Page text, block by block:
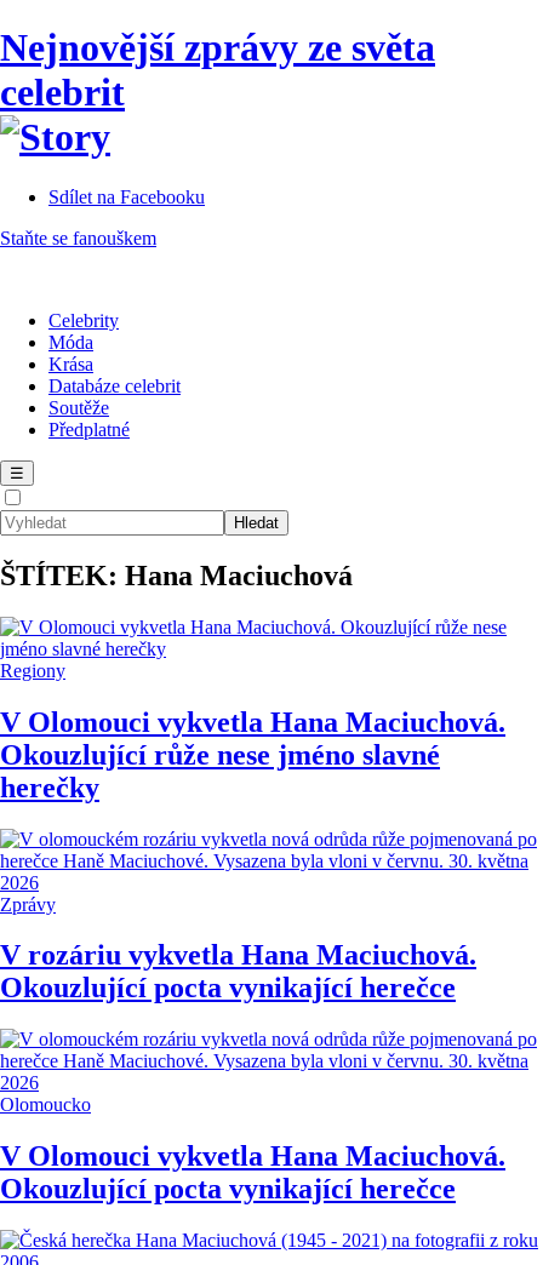
Nejnovější zprávy ze světa
celebrit
Sdílet na Facebooku
Staňte se fanouškem
Celebrity
Móda
Krása
Databáze celebrit
Soutěže
Předplatné
☰
ŠTÍTEK: Hana Maciuchová
Regiony
V Olomouci vykvetla Hana Maciuchová.
Okouzlující růže nese jméno slavné
herečky
Zprávy
V rozáriu vykvetla Hana Maciuchová.
Okouzlující pocta vynikající herečce
Olomoucko
V Olomouci vykvetla Hana Maciuchová.
Okouzlující pocta vynikající herečce